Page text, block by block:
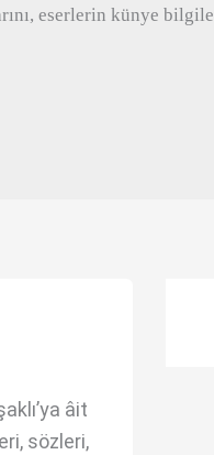
eserlerin künye
âit
sözleri,